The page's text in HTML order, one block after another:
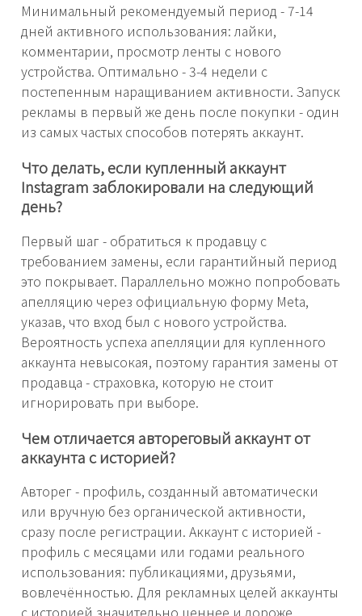
Минимальный рекомендуемый период - 7-14
дней активного использования: лайки,
комментарии, просмотр ленты с нового
устройства. Оптимально - 3-4 недели с
постепенным наращиванием активности. Запуск
рекламы в первый же день после покупки - один
из самых частых способов потерять аккаунт.
Что делать, если купленный аккаунт
Instagram заблокировали на следующий
день?
Первый шаг - обратиться к продавцу с
требованием замены, если гарантийный период
это покрывает. Параллельно можно попробовать
апелляцию через официальную форму Meta,
указав, что вход был с нового устройства.
Вероятность успеха апелляции для купленного
аккаунта невысокая, поэтому гарантия замены от
продавца - страховка, которую не стоит
игнорировать при выборе.
Чем отличается автореговый аккаунт от
аккаунта с историей?
Авторег - профиль, созданный автоматически
или вручную без органической активности,
сразу после регистрации. Аккаунт с историей -
профиль с месяцами или годами реального
использования: публикациями, друзьями,
вовлечённостью. Для рекламных целей аккаунты